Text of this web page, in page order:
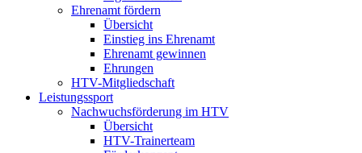
Ehrenamt fördern
Übersicht
Einstieg ins Ehrenamt
Ehrenamt gewinnen
Ehrungen
HTV-Mitgliedschaft
Leistungssport
Nachwuchsförderung im HTV
Übersicht
HTV-Trainerteam